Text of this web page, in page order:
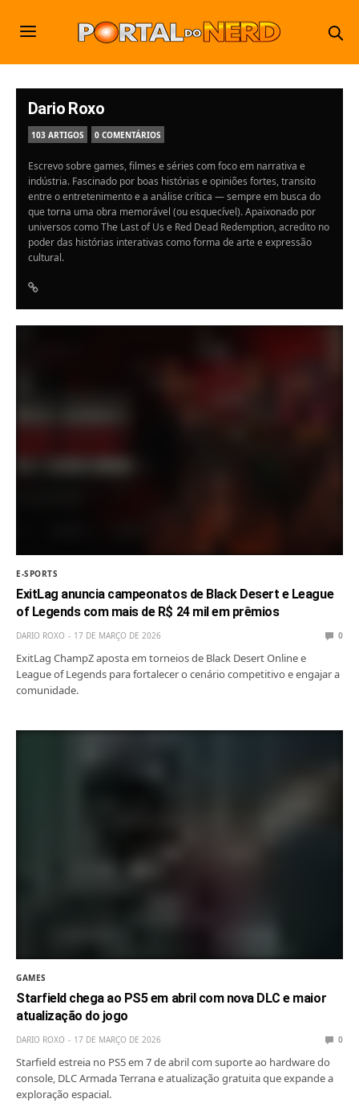
Dario Roxo
103 ARTIGOS 0 COMENTÁRIOS
Escrevo sobre games, filmes e séries com foco em narrativa e
indústria. Fascinado por boas histórias e opiniões fortes, transito
entre o entretenimento e a análise crítica — sempre em busca do
que torna uma obra memorável (ou esquecível). Apaixonado por
universos como The Last of Us e Red Dead Redemption, acredito no
poder das histórias interativas como forma de arte e expressão
cultural.
E-SPORTS
ExitLag anuncia campeonatos de Black Desert e League
of Legends com mais de R$ 24 mil em prêmios
DARIO ROXO 17 DE MARÇO DE 2026 0
ExitLag ChampZ aposta em torneios de Black Desert Online e
League of Legends para fortalecer o cenário competitivo e engajar a
comunidade.
GAMES
Starfield chega ao PS5 em abril com nova DLC e maior
atualização do jogo
DARIO ROXO 17 DE MARÇO DE 2026 0
Starfield estreia no PS5 em 7 de abril com suporte ao hardware do
console, DLC Armada Terrana e atualização gratuita que expande a
exploração espacial.